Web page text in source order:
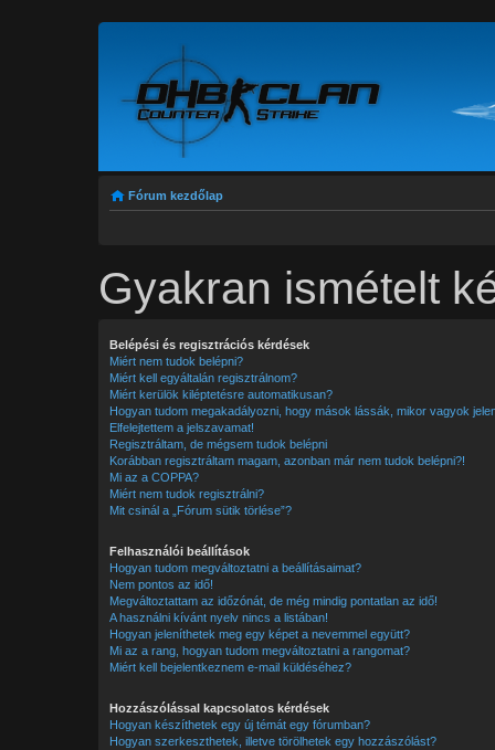
Fórum kezdőlap
Gyakran ismételt
Belépési és regisztrációs kérdések
Miért nem tudok belépni?
Miért kell egyáltalán regisztrálnom?
Miért kerülök kiléptetésre automatikusan?
Hogyan tudom megakadályozni, hogy mások lássák, mikor vagyok
Elfelejtettem a jelszavamat!
Regisztráltam, de mégsem tudok belépni
Korábban regisztráltam magam, azonban már nem tudok belépni?!
Mi az a COPPA?
Miért nem tudok regisztrálni?
Mit csinál a „Fórum sütik törlése”?
Felhasználói beállítások
Hogyan tudom megváltoztatni a beállításaimat?
Nem pontos az idő!
Megváltoztattam az időzónát, de még mindig pontatlan az idő!
A használni kívánt nyelv nincs a listában!
Hogyan jeleníthetek meg egy képet a nevemmel együtt?
Mi az a rang, hogyan tudom megváltoztatni a rangomat?
Miért kell bejelentkeznem e-mail küldéséhez?
Hozzászólással kapcsolatos kérdések
Hogyan készíthetek egy új témát egy fórumban?
Hogyan szerkeszthetek, illetve törölhetek egy hozzászólást?